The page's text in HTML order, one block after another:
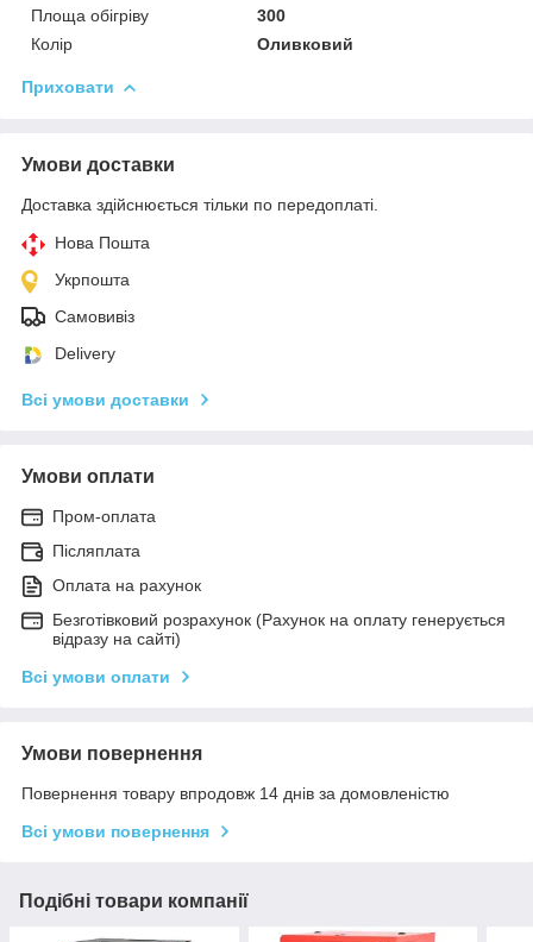
Площа обігріву
300
Колір
Оливковий
Приховати
Умови доставки
Доставка здійснюється тільки по передоплаті.
Нова Пошта
Укрпошта
Самовивіз
Delivery
Всі умови доставки
Умови оплати
Пром-оплата
Післяплата
Оплата на рахунок
Безготівковий розрахунок (Рахунок на оплату генерується
відразу на сайті)
Всі умови оплати
Умови повернення
Повернення товару впродовж 14 днів за домовленістю
Всі умови повернення
Подібні товари компанії